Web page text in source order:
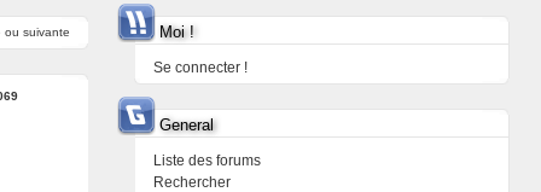
ou suivante Moi !
Se connecter !
General
Liste des forums
Rechercher